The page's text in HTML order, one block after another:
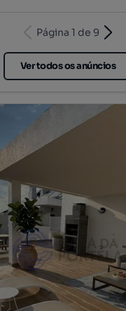
Página 1 de 9
Ver todos os anúncios